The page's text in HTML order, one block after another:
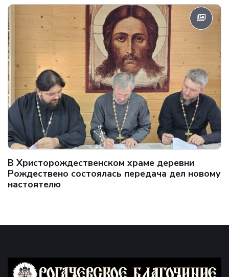
В Христорождественском храме деревни
Рождествено состоялась передача дел новому
настоятелю